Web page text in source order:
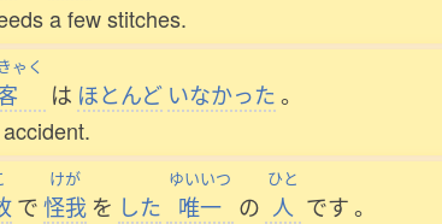
a few stitches.
ゃく
は ほとんど いなかった。
で
けが
怪我 を した
ゆいいつ
唯一 の
ひと
人 です。